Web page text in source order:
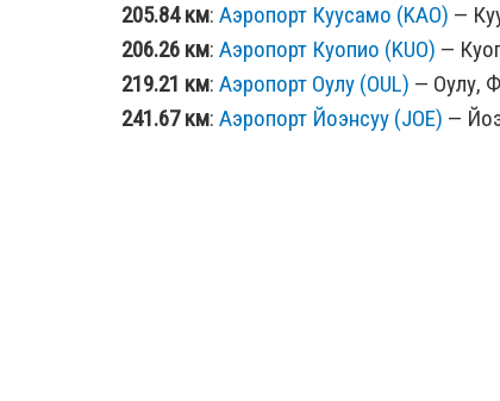
205.84 км: Аэропорт Куусамо (KAO) —
206.26 км: Аэропорт Куопио (KUO) —
219.21 км: Аэропорт Оулу (OUL) — Оулу,
241.67 км: Аэропорт Йоэнсуу (JOE) —